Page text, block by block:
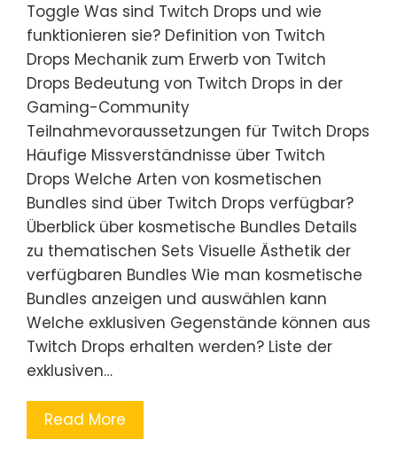
Toggle Was sind Twitch Drops und wie
funktionieren sie? Definition von Twitch
Drops Mechanik zum Erwerb von Twitch
Drops Bedeutung von Twitch Drops in der
Gaming-Community
Teilnahmevoraussetzungen für Twitch Drops
Häufige Missverständnisse über Twitch
Drops Welche Arten von kosmetischen
Bundles sind über Twitch Drops verfügbar?
Überblick über kosmetische Bundles Details
zu thematischen Sets Visuelle Ästhetik der
verfügbaren Bundles Wie man kosmetische
Bundles anzeigen und auswählen kann
Welche exklusiven Gegenstände können aus
Twitch Drops erhalten werden? Liste der
exklusiven…
Read More